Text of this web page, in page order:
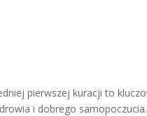
pierwszej kuracji to
i dobrego samopoczucia.